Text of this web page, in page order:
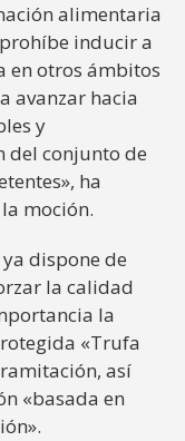
alimentaria
inducir a
en otros ámbitos
avanzar hacia
y
del conjunto de
ha
moción.
dispone de
la calidad
la
«Trufa
así
«basada en